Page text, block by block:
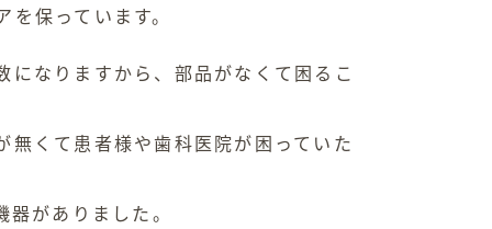
保っています。
なりますから、部品がなくて困るこ
くて患者様や歯科医院が困っていた
がありました。